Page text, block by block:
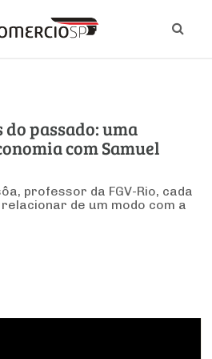
do passado: uma
com Samuel
professor da FGV-Rio, cada
de um modo com a